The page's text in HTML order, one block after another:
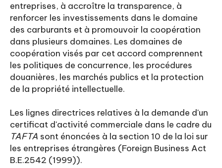
entreprises, à accroître la transparence, à
renforcer les investissements dans le domaine
des carburants et à promouvoir la coopération
dans plusieurs domaines. Les domaines de
coopération visés par cet accord comprennent
les politiques de concurrence, les procédures
douanières, les marchés publics et la protection
de la propriété intellectuelle.
Les lignes directrices relatives à la demande d'un
certificat d'activité commerciale dans le cadre du
TAFTA sont énoncées à la section 10 de la loi sur
les entreprises étrangères (Foreign Business Act
B.E.2542 (1999)).